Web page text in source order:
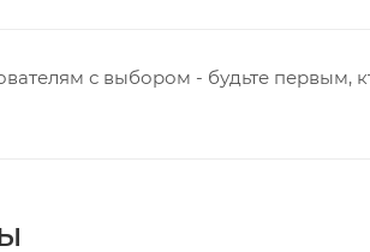
с выбором - будьте первым,